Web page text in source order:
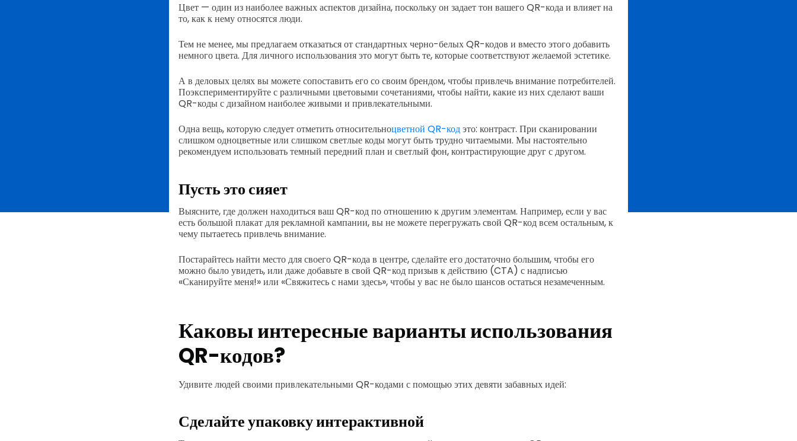
Цвет — один из наиболее важных аспектов дизайна, поскольку он задает тон вашего QR-кода и влияет на
то, как к нему относятся люди.
Тем не менее, мы предлагаем отказаться от стандартных черно-белых QR-кодов и вместо этого добавить
немного цвета. Для личного использования это могут быть те, которые соответствуют желаемой эстетике.
А в деловых целях вы можете сопоставить его со своим брендом, чтобы привлечь внимание потребителей.
Поэкспериментируйте с различными цветовыми сочетаниями, чтобы найти, какие из них сделают ваши
QR-коды с дизайном наиболее живыми и привлекательными.
Одна вещь, которую следует отметить относительноцветной QR-кодэто: контраст. При сканировании
слишком одноцветные или слишком светлые коды могут быть трудно читаемыми. Мы настоятельно
рекомендуем использовать темный передний план и светлый фон, контрастирующие друг с другом.
Пусть это сияет
Выясните, где должен находиться ваш QR-код по отношению к другим элементам. Например, если у вас
есть большой плакат для рекламной кампании, вы не можете перегружать свой QR-код всем остальным, к
чему пытаетесь привлечь внимание.
Постарайтесь найти место для своего QR-кода в центре, сделайте его достаточно большим, чтобы его
можно было увидеть, или даже добавьте в свой QR-код призыв к действию (CTA) с надписью
«Сканируйте меня!» или «Свяжитесь с нами здесь», чтобы у вас не было шансов остаться незамеченным.
Каковы интересные варианты использования
QR-кодов?
Удивите людей своими привлекательными QR-кодами с помощью этих девяти забавных идей:
Сделайте упаковку интерактивной